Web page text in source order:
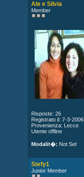
Ale e Silvia
Member
Risposte: 26
Registrato il: 7-3-2006
Provenienza: Lecce
Utente offline
Modalit�: Not Set
Stefy1
Junior Member